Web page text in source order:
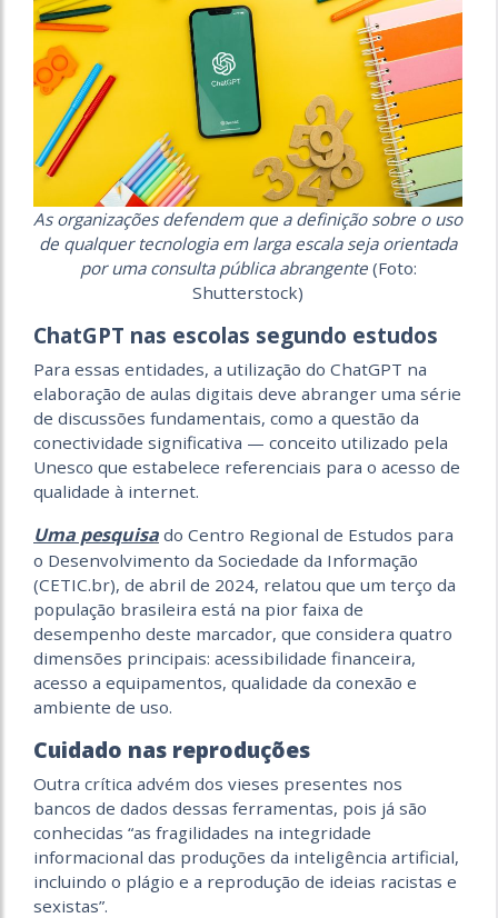
As organizações defendem que a definição sobre o uso
de qualquer tecnologia em larga escala seja orientada
por uma consulta pública abrangente(Foto:
Shutterstock)
ChatGPT nas escolas segundo estudos
Para essas entidades, a utilização do ChatGPT na
elaboração de aulas digitais deve abranger uma série
de discussões fundamentais, como a questão da
conectividade significativa — conceito utilizado pela
Unesco que estabelece referenciais para o acesso de
qualidade à internet.
Uma pesquisa do Centro Regional de Estudos para
o Desenvolvimento da Sociedade da Informação
(CETIC.br), de abril de 2024, relatou que um terço da
população brasileira está na pior faixa de
desempenho deste marcador, que considera quatro
dimensões principais: acessibilidade financeira,
acesso a equipamentos, qualidade da conexão e
ambiente de uso.
Cuidado nas reproduções
Outra crítica advém dos vieses presentes nos
bancos de dados dessas ferramentas, pois já são
conhecidas “as fragilidades na integridade
informacional das produções da inteligência artificial,
incluindo o plágio e a reprodução de ideias racistas e
sexistas”.